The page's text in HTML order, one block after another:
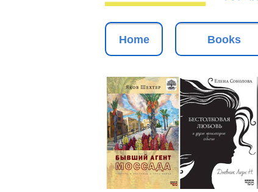
Home Books